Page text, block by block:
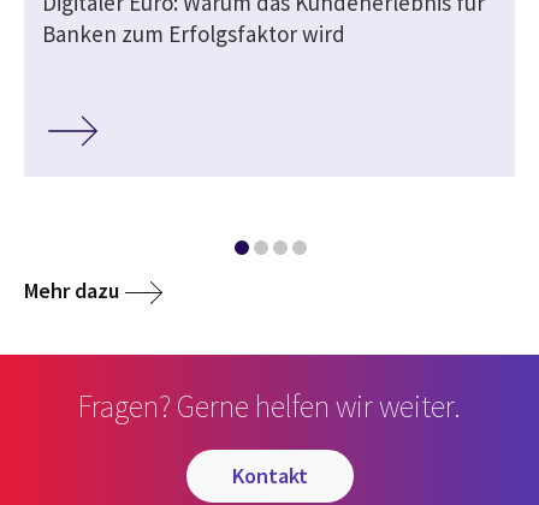
Banken zum Erfolgsfaktor wird
Mehr dazu
Fragen? Gerne helfen wir weiter.
kontakt